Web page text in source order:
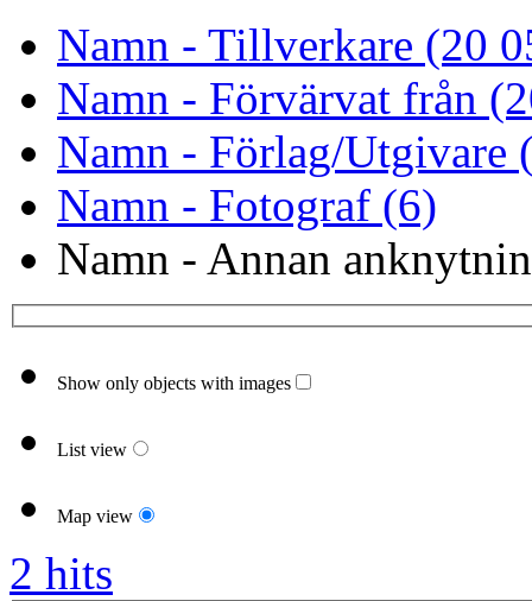
Namn - Tillverkare (20
Namn - Förvärvat från
Namn - Förlag/Utgivare
Namn - Fotograf (6)
Namn - Annan
Show only objects with images
List view
Map view
2 hits